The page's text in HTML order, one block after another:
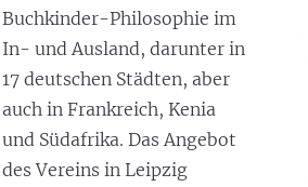
Buchkinder-Philosophie im
In- und Ausland, darunter in
17 deutschen Städten, aber
auch in Frankreich, Kenia
und Südafrika. Das Angebot
des Vereins in Leipzig